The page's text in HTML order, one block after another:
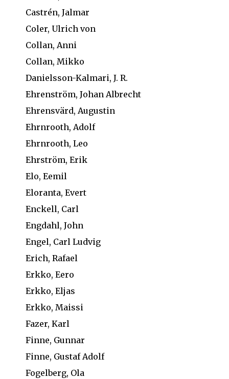
Castrén, Jalmar
Coler, Ulrich von
Collan, Anni
Collan, Mikko
Danielsson-Kalmari, J. R.
Ehrenström, Johan Albrecht
Ehrensvärd, Augustin
Ehrnrooth, Adolf
Ehrnrooth, Leo
Ehrström, Erik
Elo, Eemil
Eloranta, Evert
Enckell, Carl
Engdahl, John
Engel, Carl Ludvig
Erich, Rafael
Erkko, Eero
Erkko, Eljas
Erkko, Maissi
Fazer, Karl
Finne, Gunnar
Finne, Gustaf Adolf
Fogelberg, Ola